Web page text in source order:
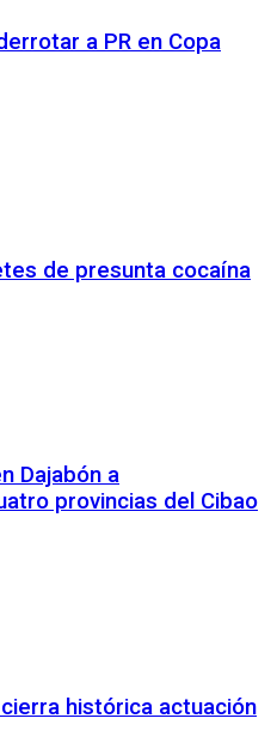
a PR en Copa
de presunta cocaína
Dajabón a
provincias del Cibao
cierra histórica actuación